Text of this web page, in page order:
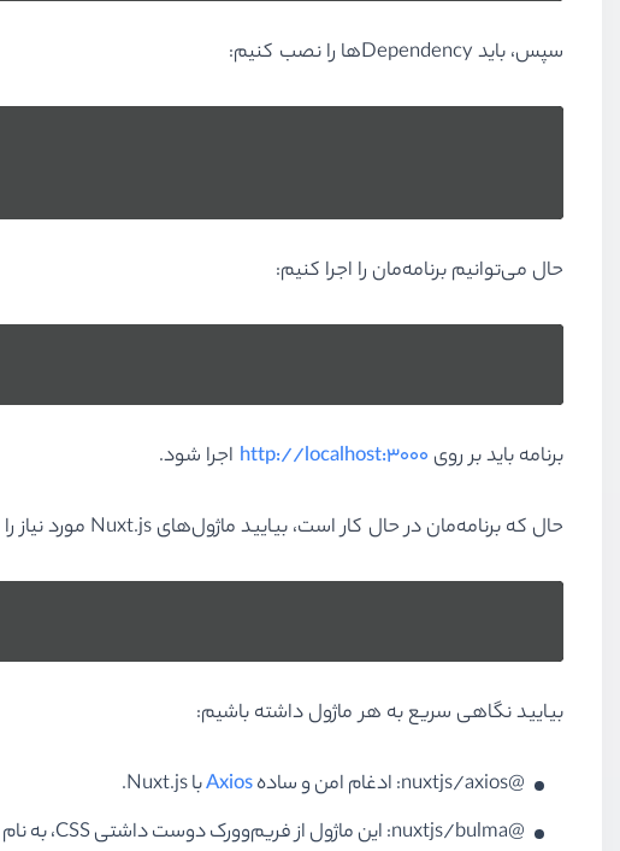
سپس، باید Dependency‌ها را نصب کنیم:
حال می‌توانیم برنامه‌مان را اجرا کنیم:
برنامه باید بر روی http://localhost:3000 اجرا شود.
حال که برنامه‌مان در حال کار است، بیایید ماژول‌های Nuxt.js مورد نیاز را که برای ساخت برنامه اخبارمان نیاز داریم، نصب کنیم:
بیایید نگاهی سریع به هر ماژول داشته باشیم:
@nuxtjs/axios: ادغام امن و ساده Axiosبا Nuxt.js.
@nuxtjs/bulma: این ماژول از فریم‌وورک دوست داشتی CSS، به نام